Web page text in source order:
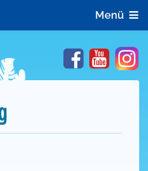
Menü
FacebookYouTube